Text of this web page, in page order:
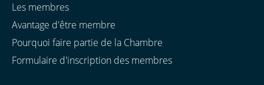
Les membres
Avantage d'être membre
Pourquoi faire partie de la Chambre
Formulaire d'inscription des membres